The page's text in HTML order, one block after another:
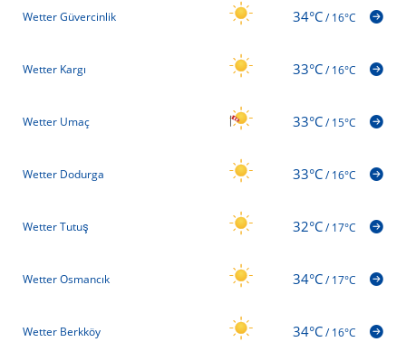
Wetter Güvercinlik 34°C/16°C
Wetter Kargı 33°C/16°C
Wetter Umaç 33°C/15°C
Wetter Dodurga 33°C/16°C
Wetter Tutuş 32°C/17°C
Wetter Osmancık 34°C/17°C
Wetter Berkköy 34°C/16°C